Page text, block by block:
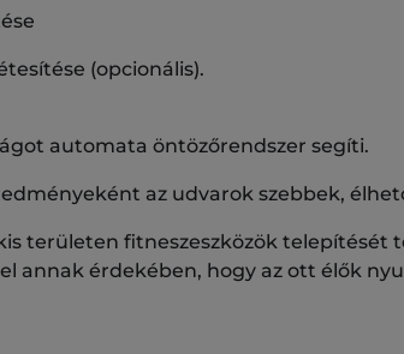
(opcionális).
automata öntözőrendszer segíti.
az udvarok szebbek,
területen fitneszeszközök telepítését
annak érdekében, hogy az ott élők